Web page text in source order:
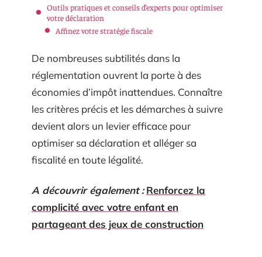
Outils pratiques et conseils d’experts pour optimiser
votre déclaration
Affinez votre stratégie fiscale
De nombreuses subtilités dans la
réglementation ouvrent la porte à des
économies d’impôt inattendues. Connaître
les critères précis et les démarches à suivre
devient alors un levier efficace pour
optimiser sa déclaration et alléger sa
fiscalité en toute légalité.
A découvrir également : Renforcez la
complicité avec votre enfant en
partageant des jeux de construction